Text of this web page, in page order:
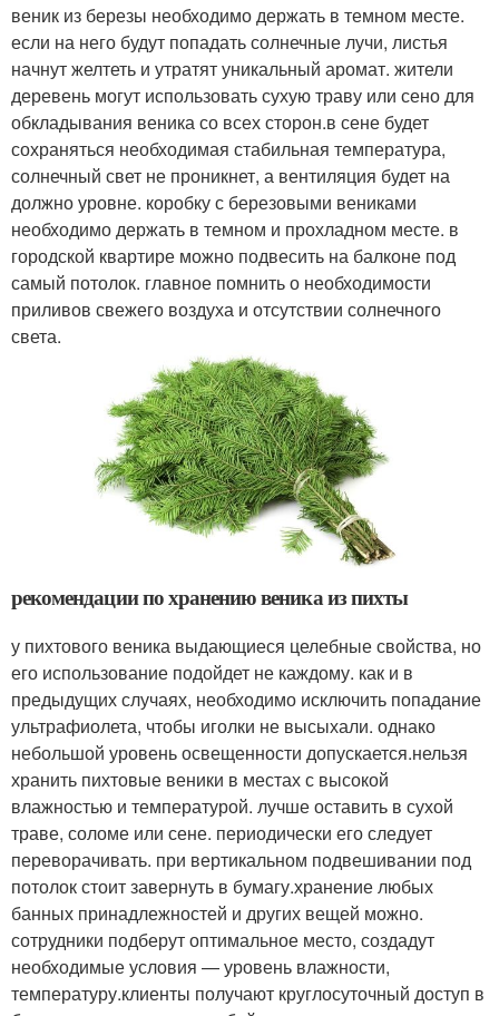
веник из березы необходимо держать в темном месте.
если на него будут попадать солнечные лучи, листья
начнут желтеть и утратят уникальный аромат. жители
деревень могут использовать сухую траву или сено для
обкладывания веника со всех сторон.в сене будет
сохраняться необходимая стабильная температура,
солнечный свет не проникнет, а вентиляция будет на
должно уровне. коробку с березовыми вениками
необходимо держать в темном и прохладном месте. в
городской квартире можно подвесить на балконе под
самый потолок. главное помнить о необходимости
приливов свежего воздуха и отсутствии солнечного
света.
рекомендации по хранению веника из пихты
у пихтового веника выдающиеся целебные свойства, но
его использование подойдет не каждому. как и в
предыдущих случаях, необходимо исключить попадание
ультрафиолета, чтобы иголки не высыхали. однако
небольшой уровень освещенности допускается.нельзя
хранить пихтовые веники в местах с высокой
влажностью и температурой. лучше оставить в сухой
траве, соломе или сене. периодически его следует
переворачивать. при вертикальном подвешивании под
потолок стоит завернуть в бумагу.хранение любых
банных принадлежностей и других вещей можно.
сотрудники подберут оптимальное место, создадут
необходимые условия — уровень влажности,
температуру.клиенты получают круглосуточный доступ в